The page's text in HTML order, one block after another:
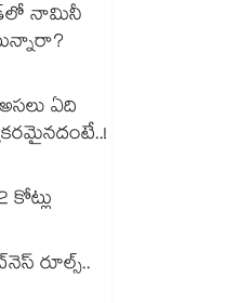
నామినీ
ఏది
రూల్స్..